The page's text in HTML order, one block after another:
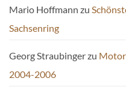
Mario Hoffmann zu
Sachsenring
Georg Straubingerzu
2004-2006